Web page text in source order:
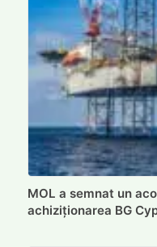
MOL a semnat un
achiziționarea BG